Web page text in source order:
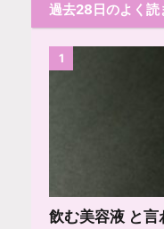
過去28日のよく読
1
飲む美容液 と